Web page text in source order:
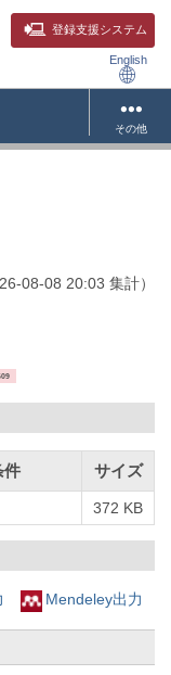
登録支援システム
English
その他
08-08 20:03 集計）
件 サイズ
372 KB
Mendeley出力